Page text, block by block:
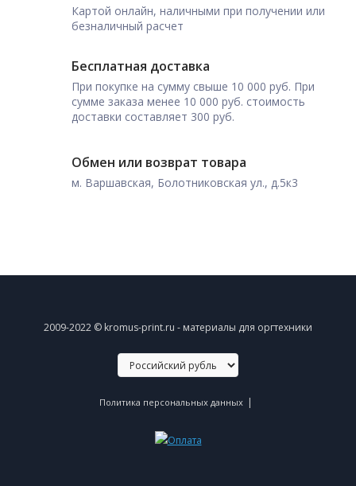
Картой онлайн, наличными при получении или
безналичный расчет
Бесплатная доставка
При покупке на сумму свыше 10 000 руб. При
сумме заказа менее 10 000 руб. стоимость
доставки составляет 300 руб.
Обмен или возврат товара
м. Варшавская, Болотниковская ул., д.5к3
2009-2022 © kromus-print.ru - материалы для оргтехники
Политика персональных данных |